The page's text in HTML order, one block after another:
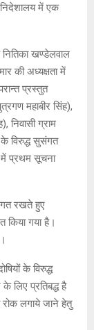
में एक
खण्डेलवाल
की अध्यक्षता में
प्रस्तुत
महाबीर सिंह),
निवासी ग्राम
के विरुद्ध सुसंगत
में प्रथम सूचना
रखते हुए
किया गया है।
के विरुद्ध
लिए प्रतिबद्ध है
रोक लगाये जाने हेतु